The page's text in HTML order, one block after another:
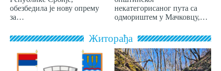
обезбедила је нову опрему
за…
некатегорисаног пута са
одмориштем у Мачковцу,…
Житорађа